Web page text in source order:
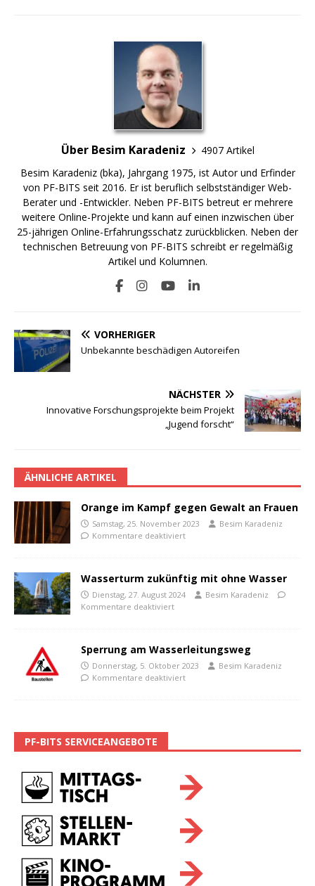
Über Besim Karadeniz
4907 Artikel
Besim Karadeniz (bka), Jahrgang 1975, ist Autor und Erfinder
von PF-BITS seit 2016. Er ist beruflich selbstständiger Web-
Berater und -Entwickler. Neben PF-BITS betreut er mehrere
weitere Online-Projekte und kann auf einen inzwischen über
25-jährigen Online-Erfahrungsschatz zurückblicken. Neben der
technischen Betreuung von PF-BITS schreibt er regelmäßig
Artikel und Kolumnen.
VORHERIGER
Unbekannte beschädigen Autoreifen
NÄCHSTER
Innovative Forschungsprojekte beim Projekt
„Jugend forscht“
ÄHNLICHE ARTIKEL
Orange im Kampf gegen Gewalt an Frauen
Samstag, 25. November 2023
Besim Karadeniz
Kommentare deaktiviert
Wasserturm zukünftig mit ohne Wasser
Dienstag, 27. August 2024
Besim Karadeniz
Kommentare deaktiviert
Sperrung am Wasserleitungsweg
Donnerstag, 5. Oktober 2023
Besim Karadeniz
Kommentare deaktiviert
PF-BITS SERVICEANGEBOTE